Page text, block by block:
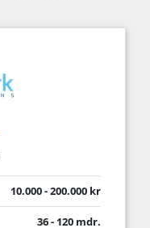
10.000 - 200.000 kr
36 - 120 mdr.